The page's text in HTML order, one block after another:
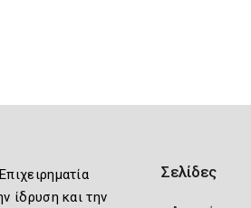
ίδρυση και την
Σελίδες